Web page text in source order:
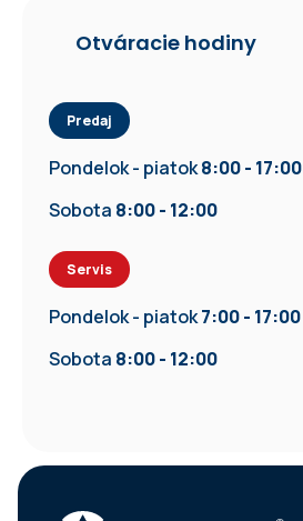
Otváracie hodiny
Predaj
Pondelok - piatok8:00 - 17:00
Sobota 8:00 - 12:00
Servis
Pondelok - piatok7:00 - 17:00
Sobota 8:00 - 12:00